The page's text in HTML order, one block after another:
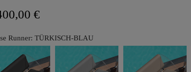
€
Runner: TÜRKISCH-BLAU